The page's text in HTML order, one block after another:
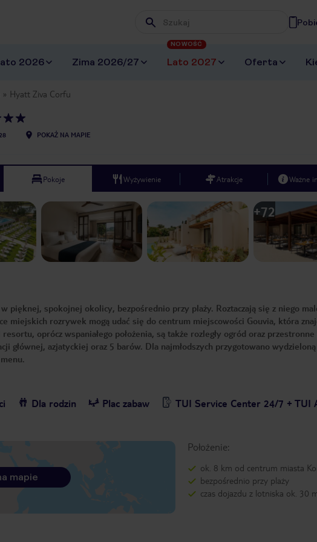
Wpisz frazę, której szukasz
2026 Zima 2026/27 Lato 2027
NOWOŚĆ
Oferta
Hyatt Ziva Corfu
POKAŻ NA MAPIE
Pokoje Wyżywienie Atrakcje Ważne
+72
pięknej, spokojnej okolicy, bezpośrednio przy plaży. Roztaczają się z niego
miejskich rozrywek mogą udać się do centrum miejscowości Gouvia, która
oprócz wspaniałego położenia, są także rozległy ogród oraz
głównej, azjatyckiej oraz 5 barów. Dla najmłodszych przygotowano wydzieloną
Dla rodzin Plac zabaw
TUI Service Center 24/7 + TUI
Położenie:
ok. 8 km od centrum miasta
bezpośrednio przy plaży
czas dojazdu z lotniska ok. 30
mapie